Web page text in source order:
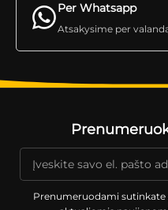
Per Whatsapp
Atsakysime per
Prenumeruodami sutinkate